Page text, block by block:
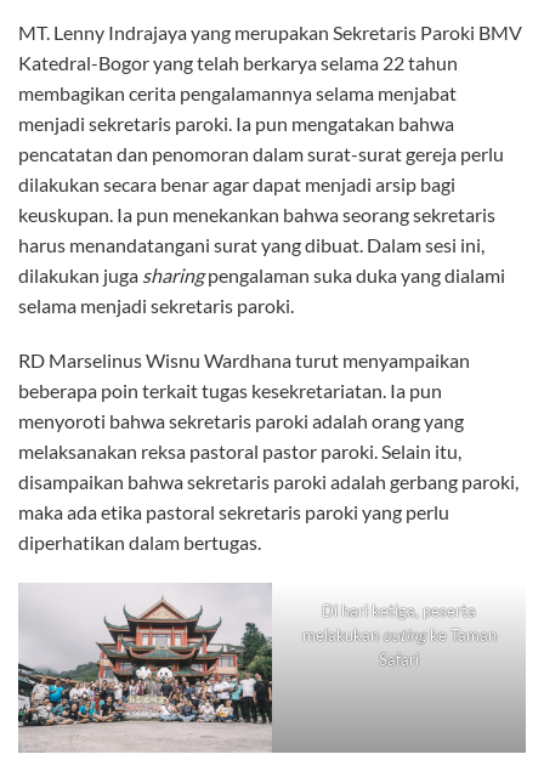
MT. Lenny Indrajaya yang merupakan Sekretaris Paroki BMV
Katedral-Bogor yang telah berkarya selama 22 tahun
membagikan cerita pengalamannya selama menjabat
menjadi sekretaris paroki. Ia pun mengatakan bahwa
pencatatan dan penomoran dalam surat-surat gereja perlu
dilakukan secara benar agar dapat menjadi arsip bagi
keuskupan. Ia pun menekankan bahwa seorang sekretaris
harus menandatangani surat yang dibuat. Dalam sesi ini,
dilakukan juga sharingpengalaman suka duka yang dialami
selama menjadi sekretaris paroki.
RD Marselinus Wisnu Wardhana turut menyampaikan
beberapa poin terkait tugas kesekretariatan. Ia pun
menyoroti bahwa sekretaris paroki adalah orang yang
melaksanakan reksa pastoral pastor paroki. Selain itu,
disampaikan bahwa sekretaris paroki adalah gerbang paroki,
maka ada etika pastoral sekretaris paroki yang perlu
diperhatikan dalam bertugas.
Di hari ketiga, peserta
melakukanoutingke Taman
Safari